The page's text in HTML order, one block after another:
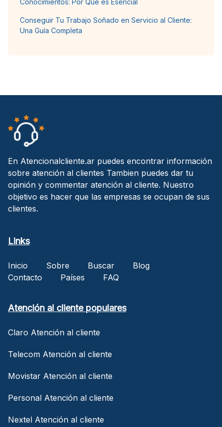
Conseguir Tu Trabajo Soñado en Servicio al Cliente:
Una Guía Completa
En Atencionalcliente.ar puedes encontrar información
sobre atención al clientes Tambien puedes dar tu
opinión y commentar atención al cliente. Nuestro
objetivo es hacer que las empresas se ocupan de sus
clientes.
Links
Inicio Sobre Buscar
Blog
Contacto
Países FAQ
Atención al cliente populares
Claro Atención al cliente
Telecom Atención al cliente
Movistar Atención al cliente
Personal Atención al cliente
Nextel Atención al cliente